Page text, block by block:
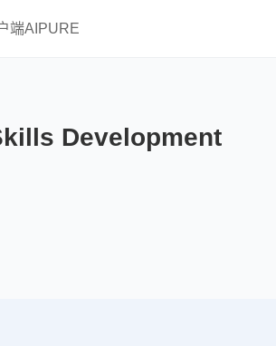
端AIPURE
Development